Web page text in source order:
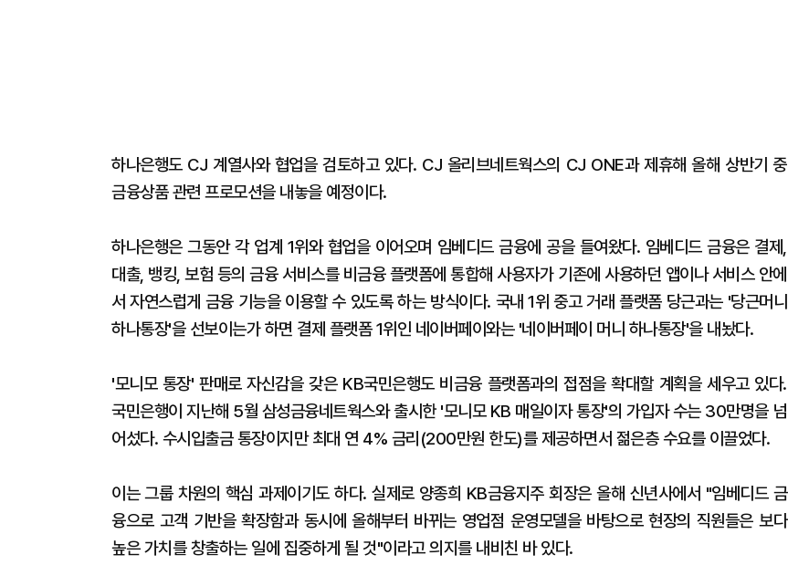
하나은행도 CJ 계열사와 협업을 검토하고 있다. CJ 올리브네트웍스의 CJ ONE과 제휴해 올해 상반기 중
금융상품 관련 프로모션을 내놓을 예정이다.
하나은행은 그동안 각 업계 1위와 협업을 이어오며 임베디드 금융에 공을 들여왔다. 임베디드 금융은 결제,
대출, 뱅킹, 보험 등의 금융 서비스를 비금융 플랫폼에 통합해 사용자가 기존에 사용하던 앱이나 서비스 안에
서 자연스럽게 금융 기능을 이용할 수 있도록 하는 방식이다. 국내 1위 중고 거래 플랫폼 당근과는 '당근머니
하나통장'을 선보이는가 하면 결제 플랫폼 1위인 네이버페이와는 '네이버페이 머니 하나통장'을 내놨다.
'모니모 통장' 판매로 자신감을 갖은 KB국민은행도 비금융 플랫폼과의 접점을 확대할 계획을 세우고 있다.
국민은행이 지난해 5월 삼성금융네트웍스와 출시한 '모니모 KB 매일이자 통장'의 가입자 수는 30만명을 넘
어섰다. 수시입출금 통장이지만 최대 연 4% 금리(200만원 한도)를 제공하면서 젊은층 수요를 이끌었다.
이는 그룹 차원의 핵심 과제이기도 하다. 실제로 양종희 KB금융지주 회장은 올해 신년사에서 "임베디드 금
융으로 고객 기반을 확장함과 동시에 올해부터 바뀌는 영업점 운영모델을 바탕으로 현장의 직원들은 보다
높은 가치를 창출하는 일에 집중하게 될 것"이라고 의지를 내비친 바 있다.